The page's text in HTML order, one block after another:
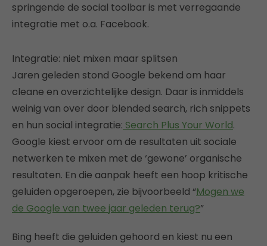
springende de social toolbar is met verregaande
integratie met o.a. Facebook.
Integratie: niet mixen maar splitsen
Jaren geleden stond Google bekend om haar
cleane en overzichtelijke design. Daar is inmiddels
weinig van over door blended search, rich snippets
en hun social integratie: Search Plus Your World.
Google kiest ervoor om de resultaten uit sociale
netwerken te mixen met de ‘gewone’ organische
resultaten. En die aanpak heeft een hoop kritische
geluiden opgeroepen, zie bijvoorbeeld “Mogen we
de Google van twee jaar geleden terug?”
Bing heeft die geluiden gehoord en kiest nu een